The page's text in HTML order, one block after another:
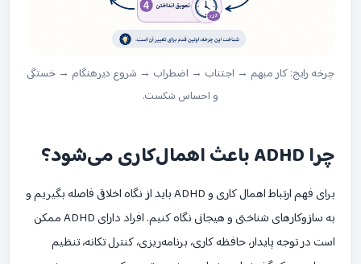
چرخه رایج: کار مبهم → اجتناب → اضطراب → شروع دیرهنگام → خستگی
و احساس شکست.
چرا ADHD باعث اهمال‌کاری می‌شود؟
برای فهم ارتباط اهمال کاری و ADHD باید از نگاه اخلاقی فاصله بگیریم و
به سازوکارهای شناختی و هیجانی نگاه کنیم. افراد دارای ADHD ممکن
است در توجه پایدار، حافظه کاری، برنامه‌ریزی، کنترل تکانه، تنظیم